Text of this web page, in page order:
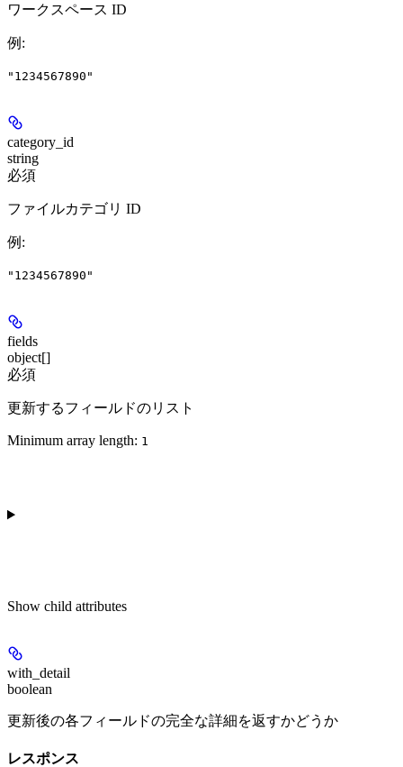
ワークスペース ID
例 :
"1234567890"
category_id
string
必須
ファイルカテゴリ ID
例 :
"1234567890"
fields
object[]
必須
更新するフィールドのリスト
Minimum array length: 1
Show child attributes
with_detail
boolean
更新後の各フィールドの完全な詳細を返すかどうか
レスポンス